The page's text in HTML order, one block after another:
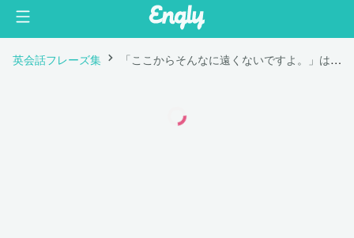
英会話フレーズ集 「ここからそんなに遠くないですよ。」は英語で "It’s not that far from here."